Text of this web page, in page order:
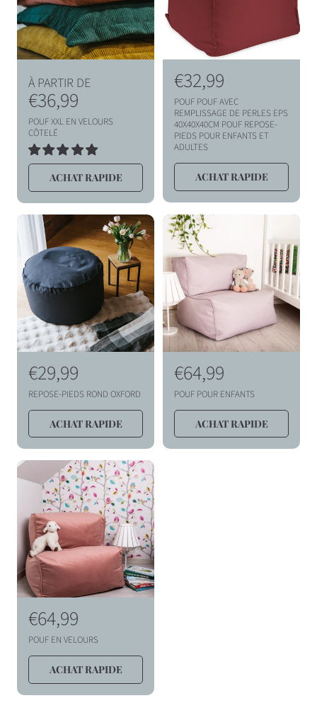
I
O
N
:
P
r
i
x
h
b
i
t
u
e
l
À PARTIR DE
€36,99
POUF XXL EN VELOURS
CÔTELÉ
TOTAL
DES
AVIS
ACHAT RAPIDE
P
r
i
x
h
b
i
t
u
e
l
€32,99
POUF POUF AVEC
REMPLISSAGE DE PERLES EPS
40X40X40CM POUF REPOSE-
PIEDS POUR ENFANTS ET
ADULTES
ACHAT RAPIDE
P
r
i
x
h
b
i
t
u
e
l
€29,99
REPOSE-PIEDS ROND OXFORD
ACHAT RAPIDE
P
r
i
x
h
€64,99
POUF POUR ENFANTS
ACHAT RAPIDE
P
r
i
x
h
€64,99
POUF EN VELOURS
ACHAT RAPIDE